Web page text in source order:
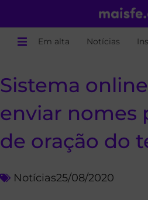
Em alta Notícias
Sistema
enviar nomes
de oração do
Notícias25/08/2020